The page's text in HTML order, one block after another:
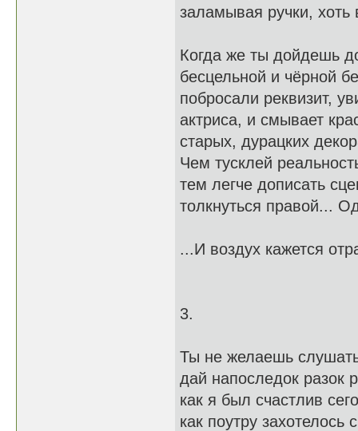
заламывая ручки, хоть
Когда же ты дойдешь
бесцельной и чёрной
побросали реквизит,
актриса, и смывает
старых, дурацких
Чем тусклей
тем легче дописать
толкнуться правой...
...И воздух кажется
3.
Ты не желаешь
дай напоследок разок
как я был счастлив
как поутру захотелось